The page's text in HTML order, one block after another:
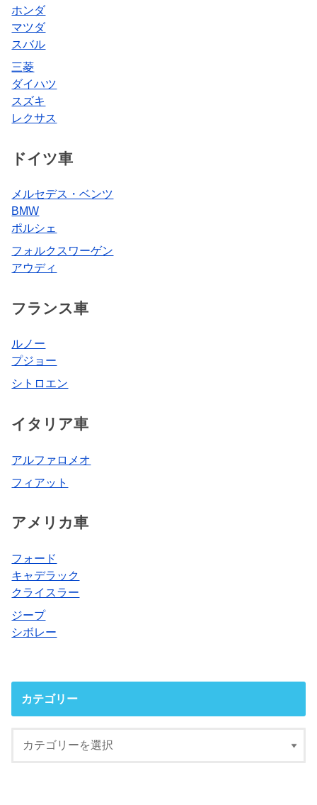
ホンダ
マツダ
スバル
三菱
ダイハツ
スズキ
レクサス
ドイツ車
メルセデス・ベンツ
BMW
ポルシェ
フォルクスワーゲン
アウディ
フランス車
ルノー
プジョー
シトロエン
イタリア車
アルファロメオ
フィアット
アメリカ車
フォード
キャデラック
クライスラー
ジープ
シボレー
カテゴリー